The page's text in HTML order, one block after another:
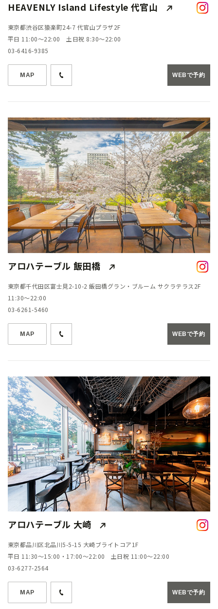
HEAVENLY Island Lifestyle 代官山
東京都渋谷区猿楽町24-7 代官山プラザ2F
平日 11:00～22:00 土日祝 8:30～22:00
03-6416-9385
MAP WEBで予約
アロハテーブル 飯田橋
東京都千代田区富士見2-10-2 飯田橋グラン・ブルーム サクラテラス2F
11:30～22:00
03-6261-5460
MAP WEBで予約
アロハテーブル 大崎
東京都品川区北品川5-5-15 大崎ブライトコア1F
平日 11:30～15:00・17:00～22:00 土日祝 11:00～22:00
03-6277-2564
MAP WEBで予約